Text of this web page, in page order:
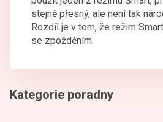
stejně přesný, ale není tak
Rozdíl je v tom, že režim
se zpožděním.
Kategorie poradny